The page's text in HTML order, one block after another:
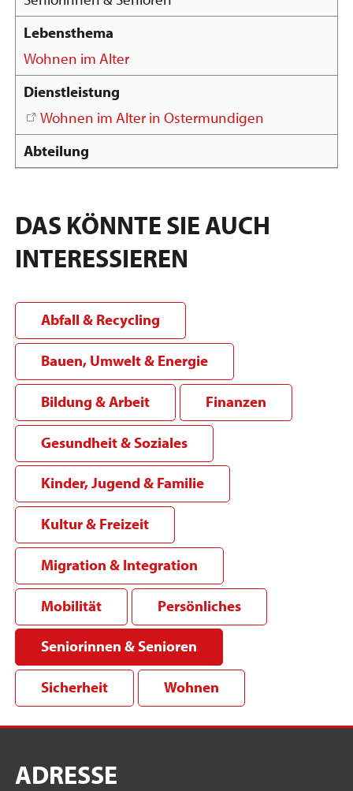
Wohnen im Alter
Wohnen im Alter in Ostermundigen
DAS KÖNNTE SIE AUCH
INTERESSIEREN
Abfall & Recycling
Bauen, Umwelt & Energie
Bildung & Arbeit Finanzen
Gesundheit & Soziales
Kinder, Jugend & Familie
Kultur & Freizeit
Migration & Integration
Mobilität Persönliches
Seniorinnen & Senioren
Sicherheit Wohnen
ADRESSE